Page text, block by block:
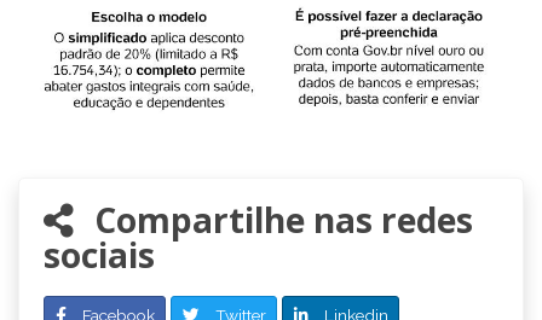
Compartilhe nas redes
sociais
Facebook Twitter Linkedin